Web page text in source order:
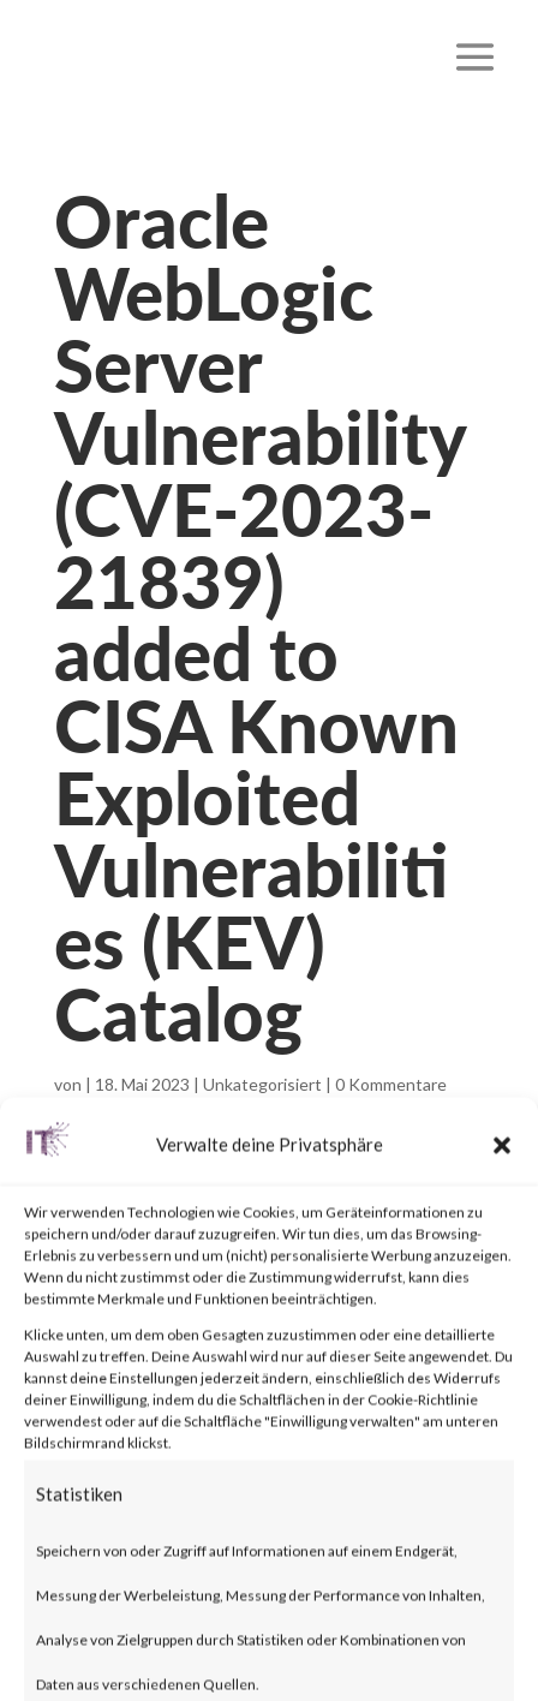
Verwalte deine Privatsphäre
Wir verwenden Technologien wie Cookies, um Geräteinformationen zu
speichern und/oder darauf zuzugreifen. Wir tun dies, um das Browsing-
Erlebnis zu verbessern und um (nicht) personalisierte Werbung anzuzeigen.
Wenn du nicht zustimmst oder die Zustimmung widerrufst, kann dies
bestimmte Merkmale und Funktionen beeinträchtigen.
Klicke unten, um dem oben Gesagten zuzustimmen oder eine detaillierte
Auswahl zu treffen. Deine Auswahl wird nur auf dieser Seite angewendet. Du
kannst deine Einstellungen jederzeit ändern, einschließlich des Widerrufs
deiner Einwilligung, indem du die Schaltflächen in der Cookie-Richtlinie
verwendest oder auf die Schaltfläche "Einwilligung verwalten" am unteren
Bildschirmrand klickst.
Statistiken
Speichern von oder Zugriff auf Informationen auf einem Endgerät,
Messung der Werbeleistung, Messung der Performance von Inhalten,
Analyse von Zielgruppen durch Statistiken oder Kombinationen von
Daten aus verschiedenen Quellen.
Oracle
WebLogic
Server
Vulnerability
(CVE-2023-
21839)
added to
CISA Known
Exploited
Vulnerabiliti
es (KEV)
Catalog
von | 18. Mai 2023 | Unkategorisiert | 0 Kommentare
What is Oracle WebLogic?
Oracle WebLogic is an
enterprise
application server developed by
Oracle. According to
6sense.com, the
application server is used by
thousands of companies namely
AT&T, NTT